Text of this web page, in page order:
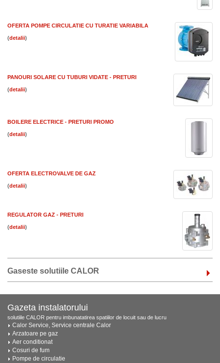
OFERTA POMPE CIRCULATIE CU TURATIE VARIABILA
( )
PANOURI SOLARE CU TUBURI VIDATE - PRETURI
( )
BOILERE ELECTRICE - PRETURI PROMO
( )
OFERTA ELECTROVALVE DE GAZ
( )
REGULATOR GAZ - PRETURI
( )
Gaseste solutiile CALOR
Gazeta instalatorului
solutiile CALOR pentru imbunatatirea spatiilor de locuit sau de lucru
Calor Service, Service centrale Calor
Arzatoare pe gaz
Aer conditionat
Cosuri de fum
Pompe de circulatie